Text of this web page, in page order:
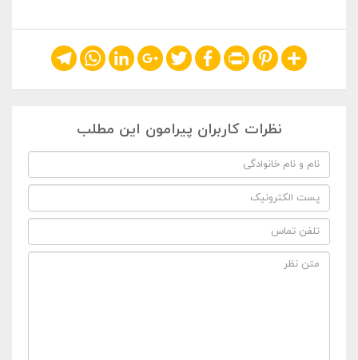
Share
Pinterest
Print
Facebook
Twitter
Google+
LinkedIn
WhatsApp
Telegram
نظرات کاربران پیرامون این مطلب